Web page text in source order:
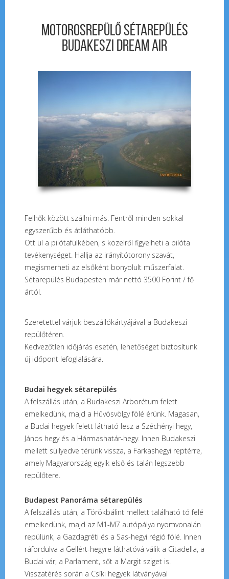
Motorosrepülő sétarepülés
Budakeszi Dream Air
Felhők között szállni más. Fentről minden sokkal
egyszerűbb és átláthatóbb.
Ott ül a pilótafülkében, s közelről figyelheti a pilóta
tevékenységet. Hallja az irányítótorony szavát,
megismerheti az elsőként bonyolult műszerfalat.
Sétarepülés Budapesten már nettó 3500 Forint / fő
ártól.
Szeretettel várjuk beszállókártyájával a Budakeszi
repülőtéren.
Kedvezőtlen időjárás esetén, lehetőséget biztosítunk
új időpont lefoglalására.
Budai hegyek sétarepülés
A felszállás után, a Budakeszi Arborétum felett
emelkedünk, majd a Hűvösvölgy fölé érünk. Magasan,
a Budai hegyek felett látható lesz a Széchényi hegy,
János hegy és a Hármashatár-hegy. Innen Budakeszi
mellett süllyedve térünk vissza, a Farkashegyi reptérre,
amely Magyarország egyik első és talán legszebb
repülőtere.
Budapest Panoráma sétarepülés
A felszállás után, a Törökbálint mellett található tó felé
emelkedünk, majd az M1-M7 autópálya nyomvonalán
repülünk, a Gazdagréti és a Sas-hegyi régió fölé. Innen
ráfordulva a Gellért-hegyre láthatóvá válik a Citadella, a
Budai vár, a Parlament, sőt a Margit sziget is.
Visszatérés során a Csíki hegyek látványával